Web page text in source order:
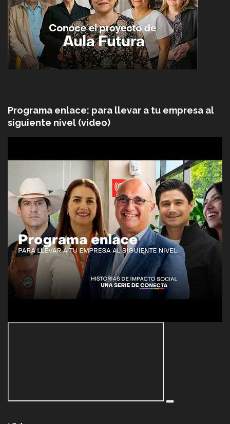
Programa enlace: para llevar a tu empresa al
siguiente nivel (video)